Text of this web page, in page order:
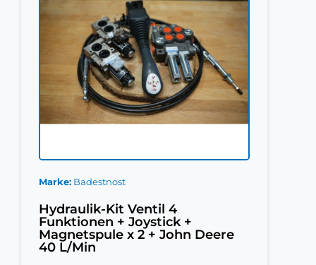
Marke Badestnost
Hydraulik-Kit Ventil 4
Funktionen + Joystick +
Magnetspule x 2 + John Deere
40 L/Min